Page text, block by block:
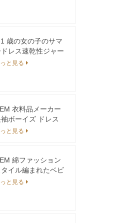
歳の女の子のサマ
ドレス速乾性ジャー
生地綿 100% 通気性
と見る
衣料品メーカー
ボーイズ ドレス
ャツ
と見る
綿ファッション
タイル編まれたベビ
服白色トップ トレン
と見る